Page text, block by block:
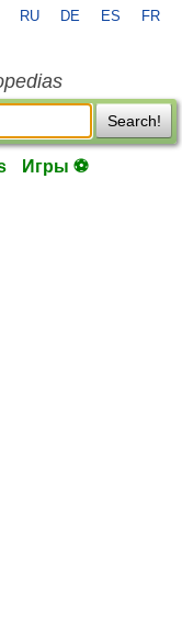
RU DE ES FR
Search!
Игры ⚽